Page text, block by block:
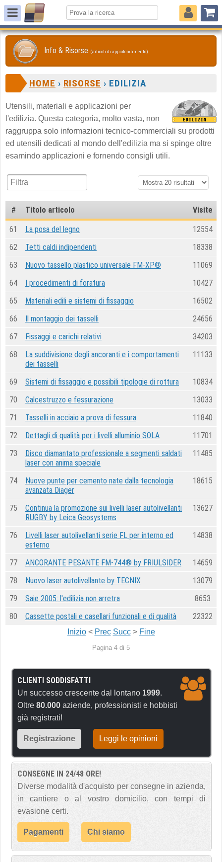
Info & Risorse (articoli di approfondimento)
HOME › RISORSE › EDILIZIA
Utensili, materiali e applicazioni per
l'edilizia. Questa categoria, molto vasta, non
raggruppa solo informazioni tecnico-commerciali su prodotti
ed utensili dedicati al mondo dell'edilizia ma si spinge oltre
esamindo applicazioni e fornendo consigli utili.
# Titolo articolo Visite
61 La posa del legno
12554
62
Tetti caldi indipendenti
18338
63
Nuovo tassello plastico universale FM-XP®
11069
64
I procedimenti di foratura
10427
65
Materiali edili e sistemi di fissaggio
16502
66
Il montaggio dei tasselli
24656
67
Fissaggi e carichi relativi
34203
68
La suddivisione degli ancoranti e i comportamenti
dei tasselli
11133
69 Sistemi di fissaggio e possibili tipologie di rottura
10834
70
Calcestruzzo e fessurazione
13033
71
Tasselli in acciaio a prova di fessura
11840
72
Dettagli di qualità per i livelli alluminio SOLA
11701
73
Disco diamantato professionale a segmenti saldati
laser con anima speciale
11485
74
Nuove punte per cemento nate dalla tecnologia
avanzata Diager
18615
75
Continua la promozione sui livelli laser autolivellanti
RUGBY by Leica Geosystems
13627
76
Livelli laser autolivellanti serie FL per interno ed
esterno
14838
77 ANCORANTE PESANTE FM-744® by FRIULSIDER
14659
78
Nuovo laser autolivellante by TECNIX
13079
79
Saie 2005: l'edilizia non arretra
8653
80
Cassette postali e casellari funzionali e di qualità 22322
Inizio< Prec Succ> Fine
Pagina 4 di 5
CLIENTI SODDISFATTI
Un successo crescente dal lontano 1999.
Oltre 80.000 aziende, professionisti e hobbisti
già registrati!
Registrazione Leggi le opinioni
CONSEGNE IN 24/48 ORE!
Diverse modalità d'acquisto per consegne in azienda,
in cantiere o al vostro domicilio, con tempi di
evasione certi.
Pagamenti Chi siamo